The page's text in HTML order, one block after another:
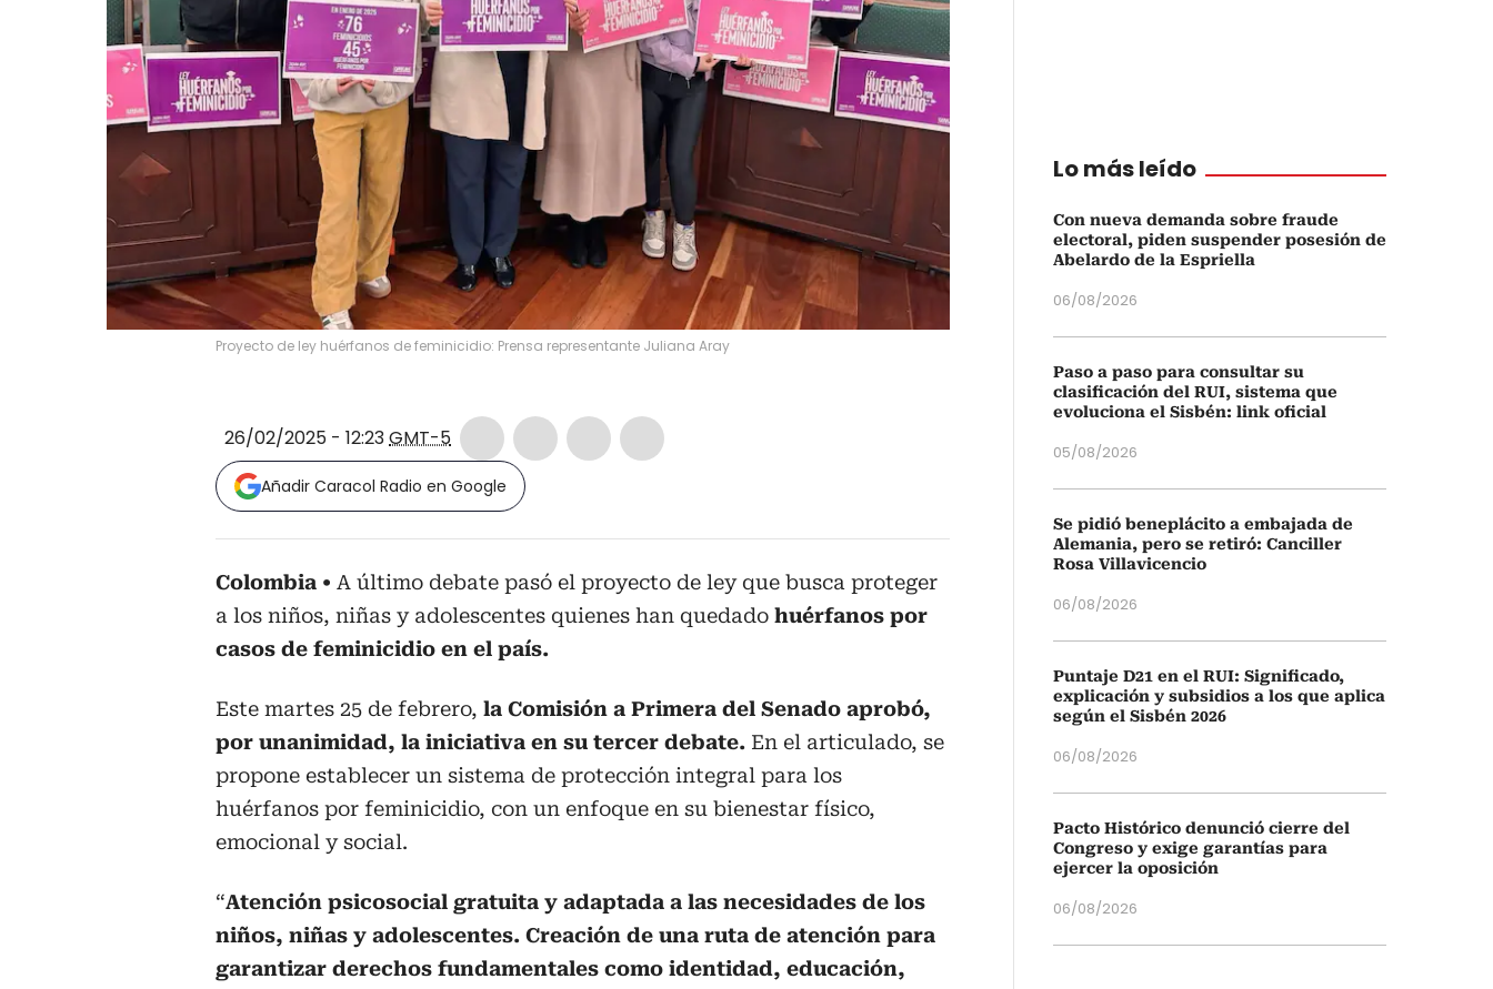
Proyecto de ley huérfanos de feminicidio: Prensa representante Juliana Aray
26/02/2025 - 12:23GMT-5
Añadir Caracol Radio en Google
Colombia
A último debate pasó el proyecto de ley que busca proteger
a los niños, niñas y adolescentes quienes han quedado huérfanos por
casos de feminicidio en el país.
Este martes 25 de febrero, la Comisión a Primera del Senado aprobó,
por unanimidad, la iniciativa en su tercer debate. En el articulado, se
propone establecer un sistema de protección integral para los
huérfanos por feminicidio, con un enfoque en su bienestar físico,
emocional y social.
“Atención psicosocial gratuita y adaptada a las necesidades de los
niños, niñas y adolescentes. Creación de una ruta de atención para
garantizar derechos fundamentales como identidad, educación,
Lo más leído
Con nueva demanda sobre fraude
electoral, piden suspender posesión de
Abelardo de la Espriella
06/08/2026
Paso a paso para consultar su
clasificación del RUI, sistema que
evoluciona el Sisbén: link oficial
05/08/2026
Se pidió beneplácito a embajada de
Alemania, pero se retiró: Canciller
Rosa Villavicencio
06/08/2026
Puntaje D21 en el RUI: Significado,
explicación y subsidios a los que aplica
según el Sisbén 2026
06/08/2026
Pacto Histórico denunció cierre del
Congreso y exige garantías para
ejercer la oposición
06/08/2026